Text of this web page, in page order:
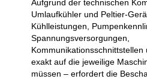
Aufgrund der technischen
Umlaufkühler und Peltier-
Kühlleistungen,
Spannungsversorgungen,
Kommunikationsschnittstellen
exakt auf die jeweilige
müssen – erfordert die